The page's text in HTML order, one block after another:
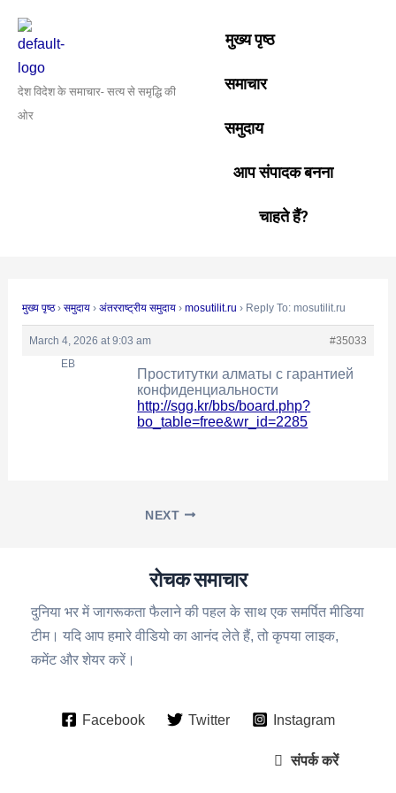
content
देश विदेश के समाचार- सत्य से समृद्धि की
ओर
मुख्य पृष्ठ
समाचार
समुदाय
आप संपादक बनना
चाहते हैं?
मुख्य पृष्ठ › समुदाय › अंतरराष्ट्रीय समुदाय › mosutilit.ru › Reply To: mosutilit.ru
March 4, 2026 at 9:03 am
#35033
EB
Проститутки алматы с гарантией
конфиденциальности
http://sgg.kr/bbs/board.php?
bo_table=free&wr_id=2285
navigation
NEXT
रोचक समाचार
दुनिया भर में जागरूकता फैलाने की पहल के साथ एक समर्पित मीडिया
टीम। यदि आप हमारे वीडियो का आनंद लेते हैं, तो कृपया लाइक,
कमेंट और शेयर करें।
Facebook Twitter Instagram
संपर्क करें